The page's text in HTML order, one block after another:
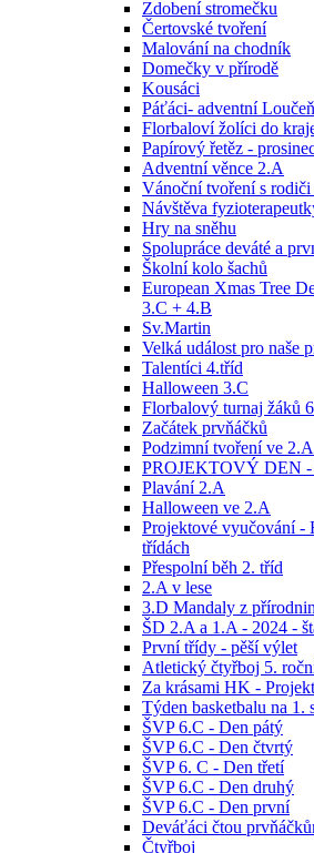
Zdobení stromečku
Čertovské tvoření
Malování na chodník
Domečky v přírodě
Kousáci
Páťáci- adventní Loučeň
Florbaloví žolíci do
Papírový řetěz -
Adventní věnce 2.A
Vánoční tvoření s
Návštěva
Hry na sněhu
Spolupráce deváté a
Školní kolo šachů
European Xmas Tree
3.C + 4.B
Sv.Martin
Velká událost pro naše
Talentíci 4.tříd
Halloween 3.C
Florbalový turnaj žáků
Začátek prvňáčků
Podzimní tvoření ve 2.A
PROJEKTOVÝ DEN
Plavání 2.A
Halloween ve 2.A
Projektové vyučování -
třídách
Přespolní běh 2. tříd
2.A v lese
3.D Mandaly z
ŠD 2.A a 1.A - 2024 -
První třídy - pěší výlet
Atletický čtyřboj 5.
Za krásami HK -
Týden basketbalu na 1.
ŠVP 6.C - Den pátý
ŠVP 6.C - Den čtvrtý
ŠVP 6. C - Den třetí
ŠVP 6.C - Den druhý
ŠVP 6.C - Den první
Deváťáci čtou
Čtyřboj